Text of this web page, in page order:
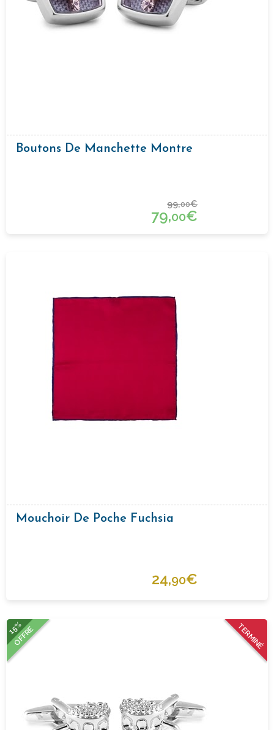
Boutons De Manchette Montre
99,00€
79,00€
Mouchoir De Poche Fuchsia
24,90€
TERMINÉ
15%
OFFRE